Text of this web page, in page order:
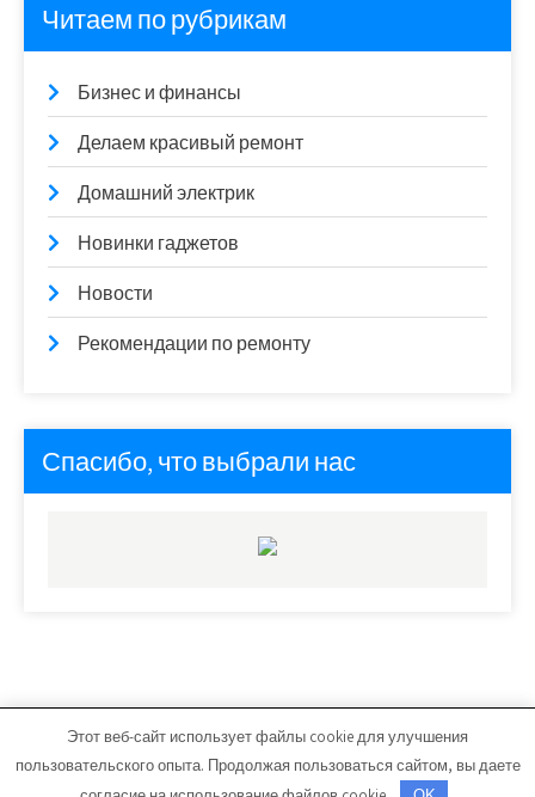
Читаем по рубрикам
Бизнес и финансы
Делаем красивый ремонт
Домашний электрик
Новинки гаджетов
Новости
Рекомендации по ремонту
Спасибо, что выбрали нас
ars-master.ru - Работает на WordPress
Тема от Grace Themes
Этот веб-сайт использует файлы cookie для улучшения
пользовательского опыта. Продолжая пользоваться сайтом, вы даете